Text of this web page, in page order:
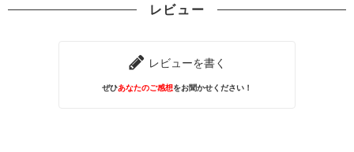
レビュー
レビューを書く
ぜひあなたのご感想をお聞かせください！